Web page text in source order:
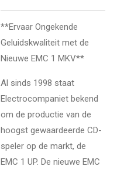
**Ervaar Ongekende
Geluidskwaliteit met de
Nieuwe EMC 1 MKV**
Al sinds 1998 staat
Electrocompaniet bekend
om de productie van de
hoogst gewaardeerde CD-
speler op de markt, de
EMC 1 UP. De nieuwe EMC